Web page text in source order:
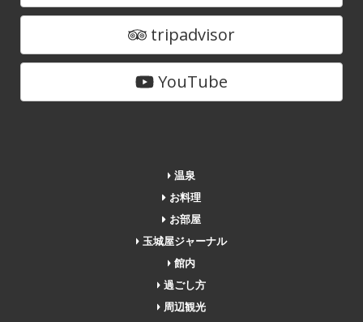
tripadvisor
YouTube
温泉
お料理
お部屋
玉城屋ジャーナル
館内
過ごし方
周辺観光